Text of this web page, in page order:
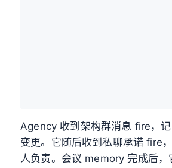
Agency 收到架构群消息 fire，
变更。它随后收到私聊承诺 fire
人负责。会议 memory 完成后